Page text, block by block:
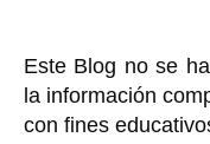
Este Blog no se
la información
con fines